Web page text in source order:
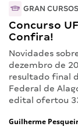
GRAN
Concurso
Confira!
Novidades
dezembro de
resultado final
Federal de
edital ofertou
Guilherme